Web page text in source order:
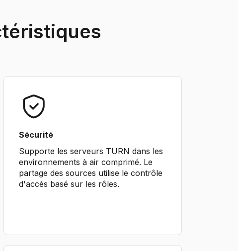
Sécurité
Supporte les serveurs TURN dans les
environnements à air comprimé. Le
partage des sources utilise le contrôle
d'accès basé sur les rôles.